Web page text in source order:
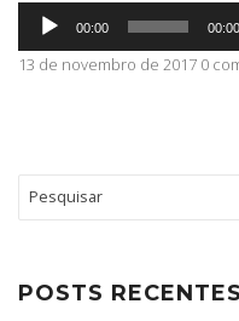
CONTATO
Tocador
áudio
00:00 00:00
13 de novembro de 2017 0
POSTS RECENTES